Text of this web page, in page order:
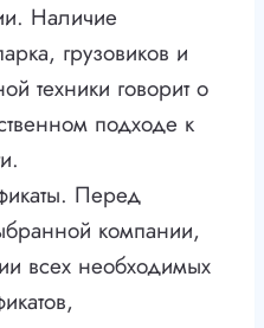
Наличие
грузовиков и
техники говорит о
подходе к
Перед
компании,
всех необходимых